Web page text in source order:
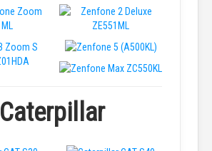
Caterpillar